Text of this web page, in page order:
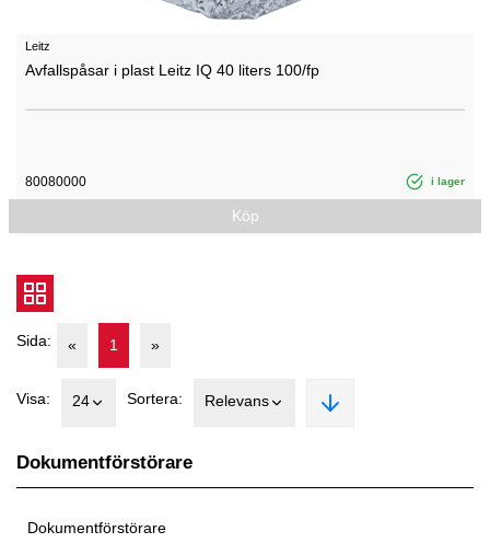
Dokumentförstörare
Dokumentförstörare
Leitz
Avfallspåsar i plast Leitz IQ 40 liters 100/fp
80080000 i lager
Köp
Sida: « 1 »
Visa: 24 Sortera: Relevans